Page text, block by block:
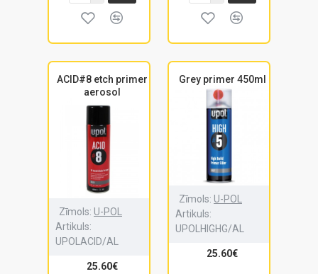
ACID#8 etch primer
aerosol
Zīmols: U-POL
Artikuls:
UPOLACID/AL
25.60€
Grey primer 450ml
Zīmols: U-POL
Artikuls:
UPOLHIGHG/AL
25.60€